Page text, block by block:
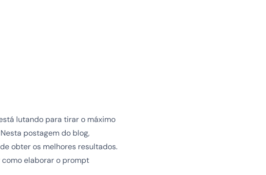
lutando para tirar o máximo
postagem do blog,
obter os melhores resultados.
elaborar o prompt